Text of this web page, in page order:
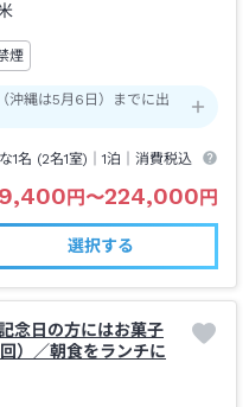
煙
縄は5月6日）までに出
1名 (2名1室)｜1泊 ｜消費税込
円 〜224,000 円
選択する
念日の方にはお菓子
）／朝食をランチに